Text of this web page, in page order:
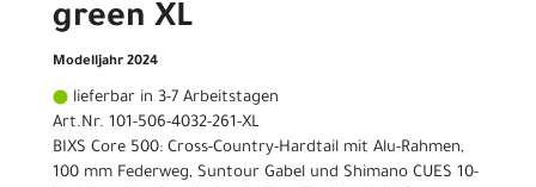
green XL
Modelljahr 2024
lieferbar in 3-7 Arbeitstagen
Art.Nr. 101-506-4032-261-XL
BIXS Core 500: Cross-Country-Hardtail mit Alu-Rahmen,
100 mm Federweg, Suntour Gabel und Shimano CUES 10-